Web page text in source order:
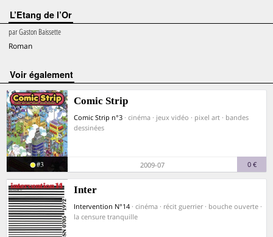
L’Etang de l’Or
parGaston Baissette
Roman
voir également
Comic Strip
Comic Strip n°3 · cinéma · jeux vidéo · pixel art · bandes
dessinées
#3 2009-07 0 €
Inter
Intervention N°14 · cinéma · récit guerrier · bouche ouverte ·
la censure tranquille